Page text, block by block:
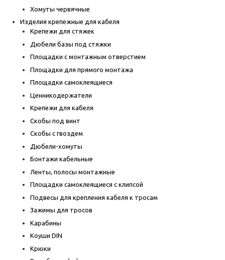
Хомуты червячные
Изделия крепежные для кабеля
Крепежи для стяжек
Дюбели базы под стяжки
Площадки с монтажным отверстием
Площадки для прямого монтажа
Площадки самоклеящиеся
Ценникодержатели
Крепежи для кабеля
Скобы под винт
Скобы с гвоздем
Дюбели-хомуты
Бонтажи кабельные
Ленты, полосы монтажные
Площадки самоклеящиеся с клипсой
Подвесы для крепления кабеля к тросам
Зажимы для тросов
Карабины
Коуши DIN
Крюки